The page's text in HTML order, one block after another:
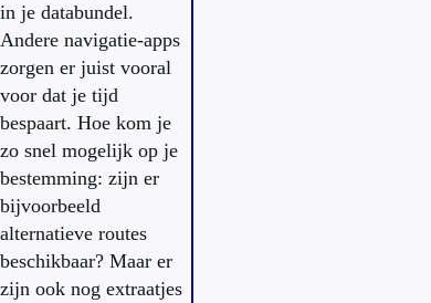
in je databundel.
Andere navigatie-apps
zorgen er juist vooral
voor dat je tijd
bespaart. Hoe kom je
zo snel mogelijk op je
bestemming: zijn er
bijvoorbeeld
alternatieve routes
beschikbaar? Maar er
zijn ook nog extraatjes